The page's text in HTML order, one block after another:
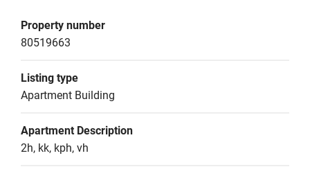
Property number
80519663
Listing type
Apartment Building
Apartment Description
2h, kk, kph, vh